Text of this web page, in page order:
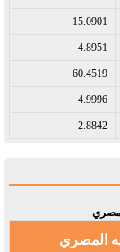
15.0901
4.8951
60.4519
4.9996
2.8842
المصري